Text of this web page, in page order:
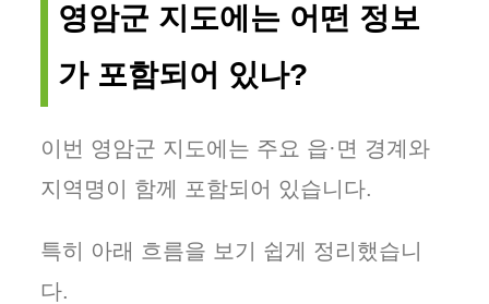
영암군 지도에는 어떤 정보
가 포함되어 있나?
이번 영암군 지도에는 주요 읍·면 경계와
지역명이 함께 포함되어 있습니다.
특히 아래 흐름을 보기 쉽게 정리했습니
다.